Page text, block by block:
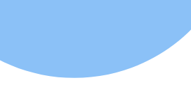
. Además, usted está de acuerdo
la propiedad.